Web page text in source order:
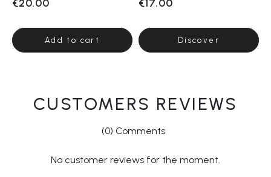
€20.00
Add to cart
€17.00
Discover
CUSTOMERS REVIEWS
(0) Comments
No customer reviews for the moment.